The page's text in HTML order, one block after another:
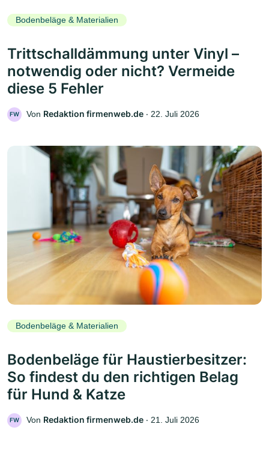
Bodenbeläge & Materialien
Trittschalldämmung unter Vinyl –
notwendig oder nicht? Vermeide
diese 5 Fehler
FW Von Redaktion firmenweb.de ‧ 22. Juli 2026
Bodenbeläge & Materialien
Bodenbeläge für Haustierbesitzer:
So findest du den richtigen Belag
für Hund & Katze
FW Von Redaktion firmenweb.de ‧ 21. Juli 2026